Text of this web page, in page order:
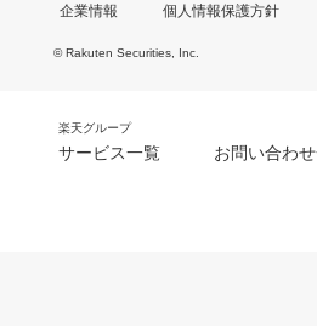
企業情報 個人情報保護方針
© Rakuten Securities, Inc.
楽天グループ
サービス一覧 お問い合わ